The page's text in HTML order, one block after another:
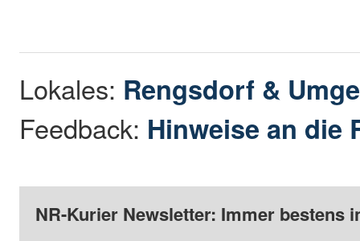
Lokales: Rengsdorf &
Feedback: Hinweise an die
NR-Kurier Newsletter: Immer bestens